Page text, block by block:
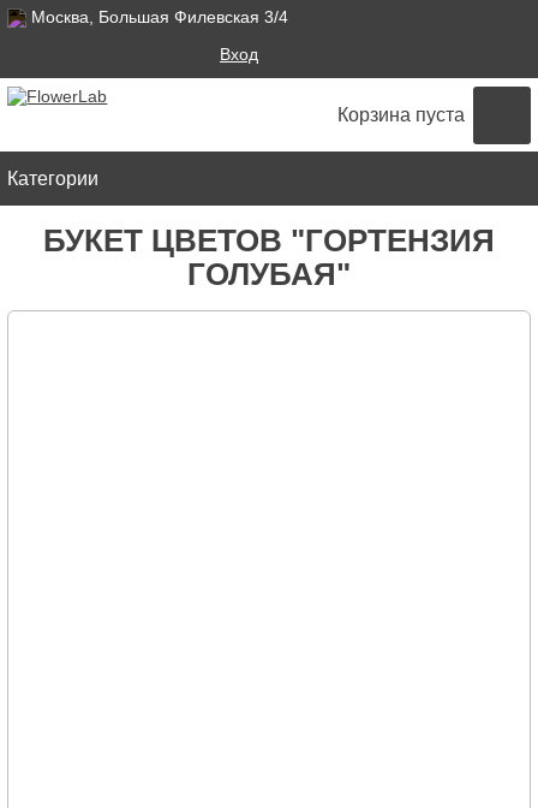
Москва, Большая Филевская 3/4
ФОРМА ПОИСКАВход
Корзина пуста
Категории
БУКЕТ ЦВЕТОВ "ГОРТЕНЗИЯ
ГОЛУБАЯ"